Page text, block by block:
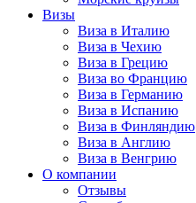
Визы
Виза в Италию
Виза в Чехию
Виза в Грецию
Виза во Францию
Виза в Германию
Виза в Испанию
Виза в Финляндию
Виза в Англию
Виза в Венгрию
О компании
Отзывы